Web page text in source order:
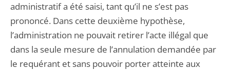
administratif a été saisi, tant qu’il ne s’est pas
prononcé. Dans cette deuxième hypothèse,
l’administration ne pouvait retirer l’acte illégal que
dans la seule mesure de l’annulation demandée par
le requérant et sans pouvoir porter atteinte aux